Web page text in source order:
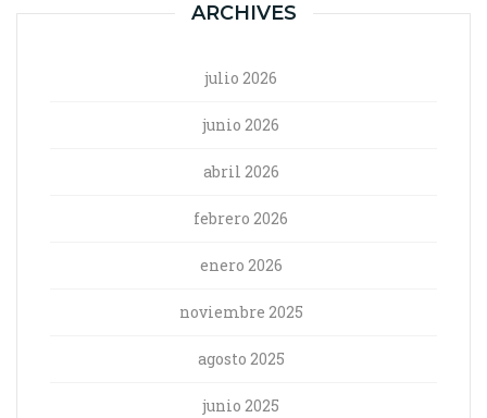
ARCHIVES
julio 2026
junio 2026
abril 2026
febrero 2026
enero 2026
noviembre 2025
agosto 2025
junio 2025